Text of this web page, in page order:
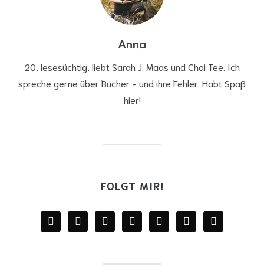
Anna
20, lesesüchtig, liebt Sarah J. Maas und Chai Tee. Ich
spreche gerne über Bücher - und ihre Fehler. Habt Spaß
hier!
FOLGT MIR!
facebooktwitter instagramyoutube mail wordpressgoodreads